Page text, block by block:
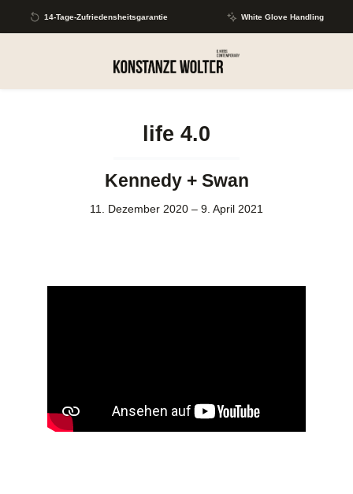
Zum Hauptinhalt springen
14-Tage-Zufriedensheitsgarantie White Glove Handling
life 4.0
Kennedy + Swan
11. Dezember 2020 – 9. April 2021